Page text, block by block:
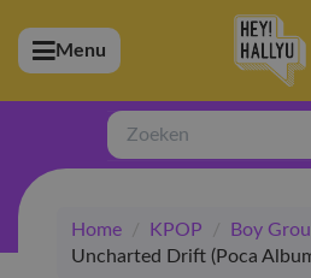
(Artiesten)
(Merchandise)
(Exclusive)
(Winkel)
Menu
Zoeken
Home / KPOP / Boy
Uncharted Drift (Poca